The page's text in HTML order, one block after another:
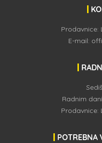
Prodavnice:
E-mail:
Radnim
Prodavnice:
POTREBNA